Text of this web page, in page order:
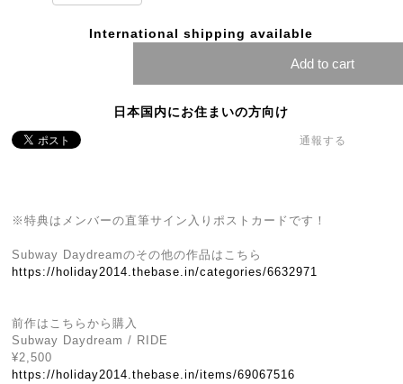
International shipping available
Add to cart
日本国内にお住まいの方向け
通報する
※特典はメンバーの直筆サイン入りポストカードです！
Subway Daydreamのその他の作品はこちら
https://holiday2014.thebase.in/categories/6632971
前作はこちらから購入
Subway Daydream / RIDE
¥2,500
https://holiday2014.thebase.in/items/69067516